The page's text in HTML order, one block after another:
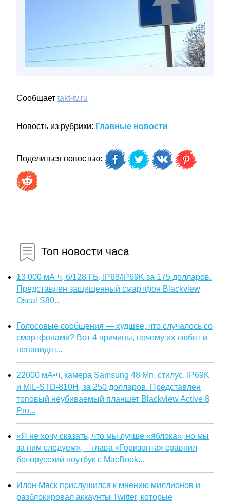
Сообщает takt-tv.ru
Новость из рубрики: Главные новости
Поделиться новостью:
Топ новости часа
13 000 мА·ч, 6/128 ГБ, IP68/IP69K за 175 долларов.
Представлен защищенный смартфон Blackview
Oscal S80...
Голосовые сообщения — худшее, что случалось со
смартфонами? Вот 4 причины, почему их любят и
ненавидят...
22000 мА•ч, камера Samsung 48 Мп, стилус, IP69K
и MIL-STD-810H, за 250 долларов. Представлен
топовый неубиваемый планшет Blackview Active 8
Pro...
«Я не хочу сказать, что мы лучше «яблока», но мы
за ним следуем», – глава «Горизонта» сравнил
белорусский ноутбук с MacBook...
Илон Маск прислушился к мнению миллионов и
разблокировал аккаунты Twitter, которые